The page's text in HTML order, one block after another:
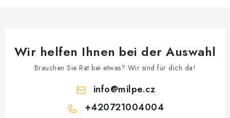
Wir helfen Ihnen bei der Auswahl
Brauchen Sie Rat bei etwas? Wir sind für dich da!
info@milpe.cz
+420721004004